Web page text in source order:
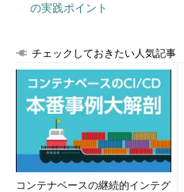
の実践ポイント
チェックしておきたい人気記事
コンテナベースの継続的インテグ